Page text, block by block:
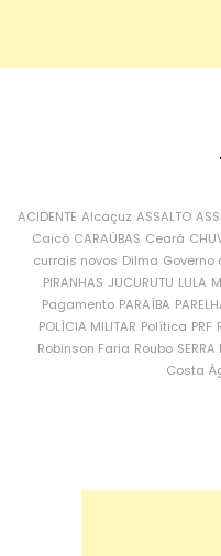
ACIDENTE Alcaçuz ASSALTO
Caicó CARAÚBAS Ceará
currais novos Dilma Governo
PIRANHAS JUCURUTU LULA
Pagamento PARAÍBA
POLÍCIA MILITAR Política PRF
Robinson Faria Roubo SERRA
Costa